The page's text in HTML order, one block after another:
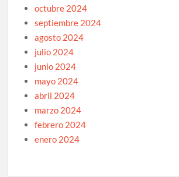
octubre 2024
septiembre 2024
agosto 2024
julio 2024
junio 2024
mayo 2024
abril 2024
marzo 2024
febrero 2024
enero 2024